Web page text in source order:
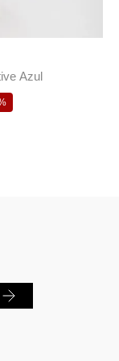
Azul